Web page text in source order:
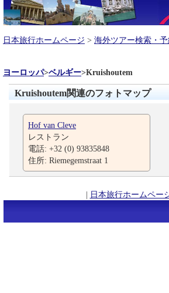
日本旅行ホームページ > 海外ツアー検索・予
ヨーロッパ>ベルギー>Kruishoutem
Kruishoutem関連のフォトマップ
Hof van Cleve
レストラン
電話: +32 (0) 93835848
住所: Riemegemstraat 1
| 日本旅行ホームペー